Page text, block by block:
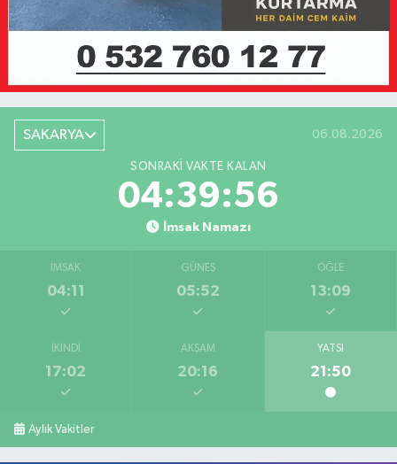
SAKARYA 06.08.2026
SONRAKI VAKTE KALAN
04:39:56
İmsak Namazı
İMSAK
04:11
GÜNEŞ
05:52
ÖĞLE
13:09
İKINDI
17:02
AKŞAM
20:16
YATSI
21:50
Aylık Vakitler